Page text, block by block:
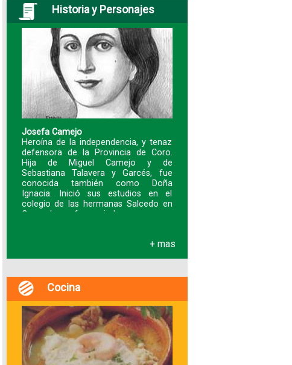
Historia y Personajes
Josefa Camejo
Heroína de la independencia, y tenaz
defensora de la Provincia de Coro.
Hija de Miguel Camejo y de
Sebastiana Talavera y Garcés, fue
conocida también como Doña
Ignacia. Inició sus estudios en el
colegio de las hermanas Salcedo en
Coro y luego fue enviad
+ mas
Cocina